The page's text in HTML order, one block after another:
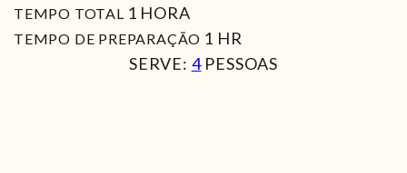
TEMPO TOTAL 1 HORA
HORA
TEMPO DE PREPARAÇÃO 1 HORA
HR
SERVE: 4 PESSOAS